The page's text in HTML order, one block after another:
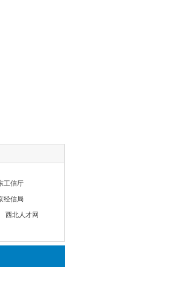
工信厅
经信局
西北人才网